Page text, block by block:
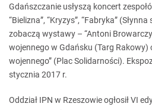
Gdańszczanie usłyszą koncert
“Bielizna”, “Kryzys”, “Fabryka”
zobaczą wystawy – “Antoni
wojennego w Gdańsku (Targ Rakowy)
wojennego” (Plac Solidarności).
stycznia 2017 r.
Oddział IPN w Rzeszowie ogłosił VI